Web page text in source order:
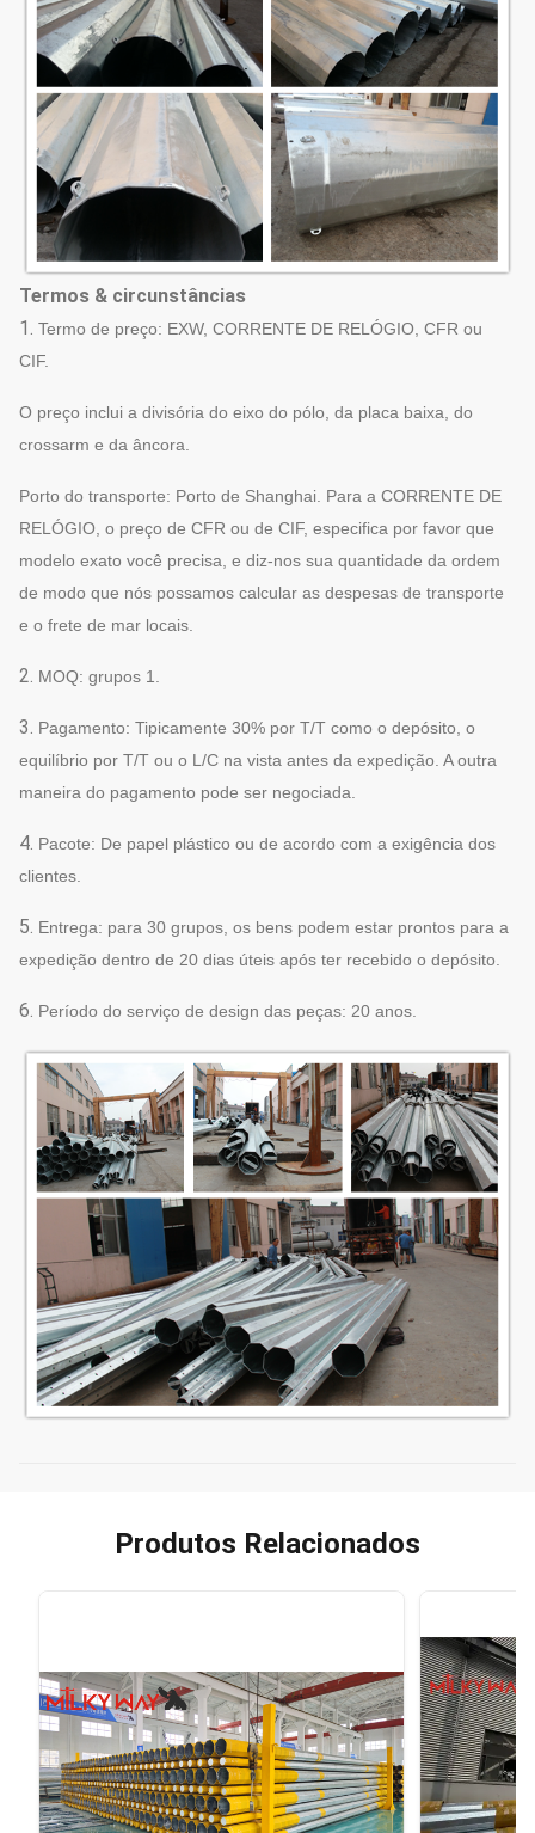
Termos & circunstâncias
1. Termo de preço: EXW, CORRENTE DE RELÓGIO, CFR ou
CIF.
O preço inclui a divisória do eixo do pólo, da placa baixa, do
crossarm e da âncora.
Porto do transporte: Porto de Shanghai. Para a CORRENTE DE
RELÓGIO, o preço de CFR ou de CIF, especifica por favor que
modelo exato você precisa, e diz-nos sua quantidade da ordem
de modo que nós possamos calcular as despesas de transporte
e o frete de mar locais.
2. MOQ: grupos 1.
3. Pagamento: Tipicamente 30% por T/T como o depósito, o
equilíbrio por T/T ou o L/C na vista antes da expedição. A outra
maneira do pagamento pode ser negociada.
4. Pacote: De papel plástico ou de acordo com a exigência dos
clientes.
5. Entrega: para 30 grupos, os bens podem estar prontos para a
expedição dentro de 20 dias úteis após ter recebido o depósito.
6. Período do serviço de design das peças: 20 anos.
Produtos Relacionados